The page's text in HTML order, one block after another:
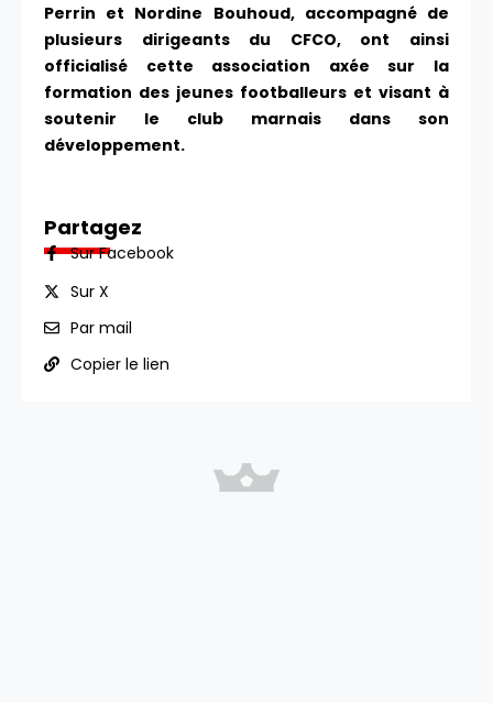
Perrin et Nordine Bouhoud, accompagné de
plusieurs dirigeants du CFCO, ont ainsi
officialisé cette association axée sur la
formation des jeunes footballeurs et visant à
soutenir le club marnais dans son
développement.
Partagez
Sur Facebook
Sur X
Par mail
Copier le lien